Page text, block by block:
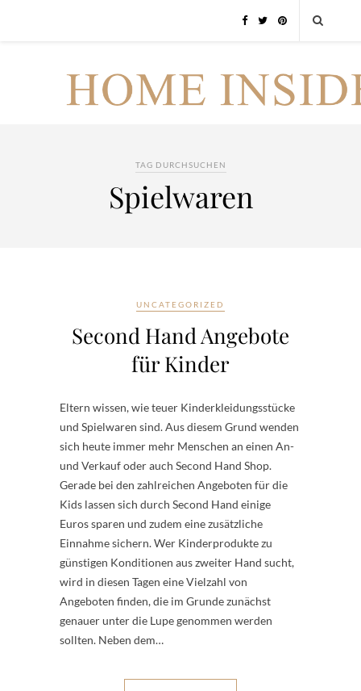
TAG DURCHSUCHEN
Spielwaren
UNCATEGORIZED
Second Hand Angebote
für Kinder
Eltern wissen, wie teuer Kinderkleidungsstücke
und Spielwaren sind. Aus diesem Grund wenden
sich heute immer mehr Menschen an einen An-
und Verkauf oder auch Second Hand Shop.
Gerade bei den zahlreichen Angeboten für die
Kids lassen sich durch Second Hand einige
Euros sparen und zudem eine zusätzliche
Einnahme sichern. Wer Kinderprodukte zu
günstigen Konditionen aus zweiter Hand sucht,
wird in diesen Tagen eine Vielzahl von
Angeboten finden, die im Grunde zunächst
genauer unter die Lupe genommen werden
sollten. Neben dem…